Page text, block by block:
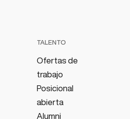
TALENTO
Ofertas de
trabajo
Posicional
abierta
Alumni